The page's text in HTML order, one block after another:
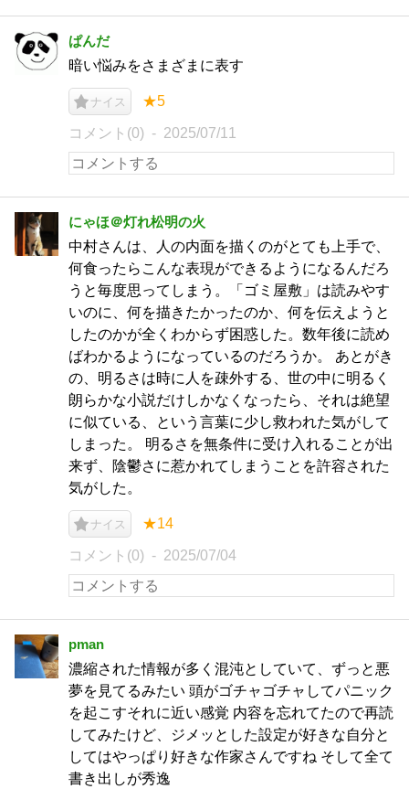
ぱんだ
暗い悩みをさまざまに表す
ナイス ★5
コメント(0) 2025/07/11
にゃほ＠灯れ松明の火
中村さんは、人の内面を描くのがとても上手で、
何食ったらこんな表現ができるようになるんだろ
うと毎度思ってしまう。「ゴミ屋敷」は読みやす
いのに、何を描きたかったのか、何を伝えようと
したのかが全くわからず困惑した。数年後に読め
ばわかるようになっているのだろうか。 あとがき
の、明るさは時に人を疎外する、世の中に明るく
朗らかな小説だけしかなくなったら、それは絶望
に似ている、という言葉に少し救われた気がして
しまった。 明るさを無条件に受け入れることが出
来ず、陰鬱さに惹かれてしまうことを許容された
気がした。
ナイス ★14
コメント(0) 2025/07/04
pman
濃縮された情報が多く混沌としていて、ずっと悪
夢を見てるみたい 頭がゴチャゴチャしてパニック
を起こすそれに近い感覚 内容を忘れてたので再読
してみたけど、ジメッとした設定が好きな自分と
してはやっぱり好きな作家さんですね そして全て
書き出しが秀逸